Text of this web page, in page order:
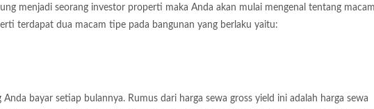
menjadi seorang investor properti maka Anda akan mulai mengenal tentang
terdapat dua macam tipe pada bangunan yang berlaku yaitu:
bayar setiap bulannya. Rumus dari harga sewa gross yield ini adalah harga sewa